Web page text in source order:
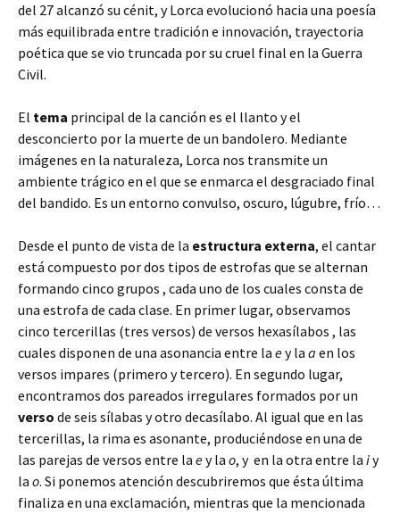
del 27 alcanzó su cénit, y Lorca evolucionó hacia una poesía
más equilibrada entre tradición e innovación, trayectoria
poética que se vio truncada por su cruel final en la Guerra
Civil.
El tema principal de la canción es el llanto y el
desconcierto por la muerte de un bandolero. Mediante
imágenes en la naturaleza, Lorca nos transmite un
ambiente trágico en el que se enmarca el desgraciado final
del bandido. Es un entorno convulso, oscuro, lúgubre, frío…
Desde el punto de vista de la estructura externa, el cantar
está compuesto por dos tipos de estrofas que se alternan
formando cinco grupos , cada uno de los cuales consta de
una estrofa de cada clase. En primer lugar, observamos
cinco tercerillas (tres versos) de versos hexasílabos , las
cuales disponen de una asonancia entre la ey la a en los
versos impares (primero y tercero). En segundo lugar,
encontramos dos pareados irregulares formados por un
verso de seis sílabas y otro decasílabo. Al igual que en las
tercerillas, la rima es asonante, produciéndose en una de
las parejas de versos entre la ey la o, y en la otra entre la iy
la o. Si ponemos atención descubriremos que ésta última
finaliza en una exclamación, mientras que la mencionada